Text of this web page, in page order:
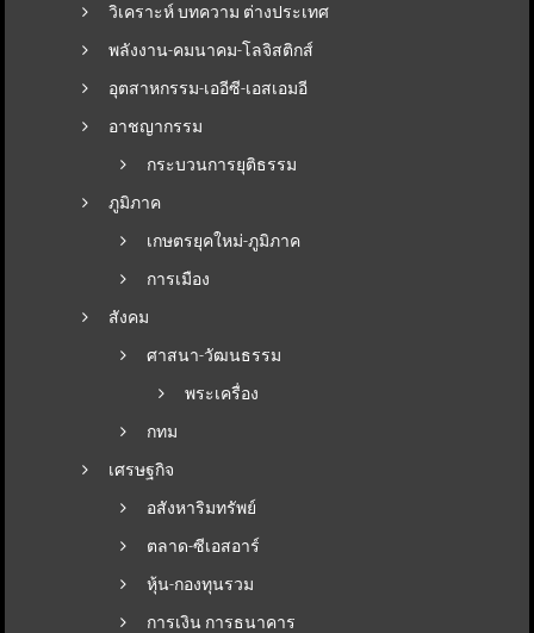
วิเคราะห์ บทความ ต่างประเทศ
พลังงาน-คมนาคม-โลจิสติกส์
อุตสาหกรรม-เออีซี-เอสเอมอี
อาชญากรรม
กระบวนการยุติธรรม
ภูมิภาค
เกษตรยุคใหม่-ภูมิภาค
การเมือง
สังคม
ศาสนา-วัฒนธรรม
พระเครื่อง
กทม
เศรษฐกิจ
อสังหาริมทรัพย์
ตลาด-ซีเอสอาร์
หุ้น-กองทุนรวม
การเงิน การธนาคาร